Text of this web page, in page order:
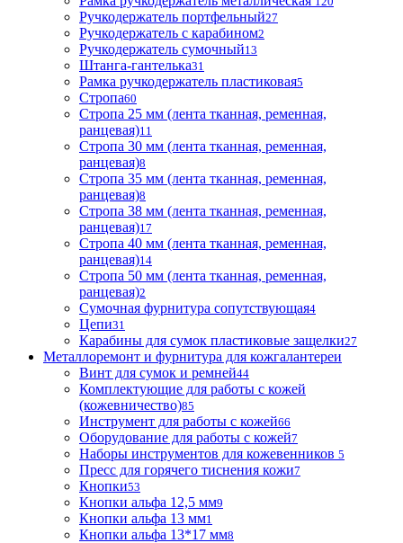
Ручкодержатель портфельный27
Ручкодержатель с карабином2
Ручкодержатель сумочный13
Штанга-гантелька31
Рамка ручкодержатель пластиковая5
Стропа60
Стропа 25 мм (лента тканная, ременная,
ранцевая)11
Стропа 30 мм (лента тканная, ременная,
ранцевая)8
Стропа 35 мм (лента тканная, ременная,
ранцевая)8
Стропа 38 мм (лента тканная, ременная,
ранцевая)17
Стропа 40 мм (лента тканная, ременная,
ранцевая)14
Стропа 50 мм (лента тканная, ременная,
ранцевая)2
Сумочная фурнитура сопутствующая4
Цепи31
Карабины для сумок пластиковые защелки27
Металлоремонт и фурнитура для кожгалантереи
Винт для сумок и ремней44
Комплектующие для работы с кожей
(кожевничество)85
Инструмент для работы с кожей66
Оборудование для работы с кожей7
Наборы инструментов для кожевенников 5
Пресс для горячего тиснения кожи7
Кнопки53
Кнопки альфа 12,5 мм9
Кнопки альфа 13 мм1
Кнопки альфа 13*17 мм8